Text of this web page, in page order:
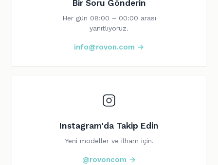
Bir Soru Gönderin
Her gün 08:00 – 00:00 arası
yanıtlıyoruz.
info@rovon.com →
Instagram'da Takip Edin
Yeni modeller ve ilham için.
@rovoncom →